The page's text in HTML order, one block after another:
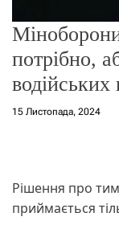
потрібно,
водійських
15 Листопада, 2024
Рішення про
приймається